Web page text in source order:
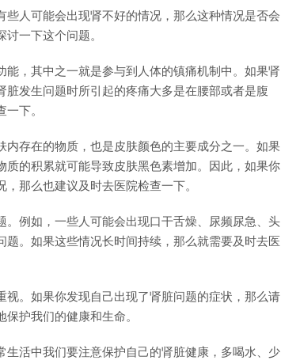
人可能会出现肾不好的情况，那么这种情况是否会
一下这个问题。
，其中之一就是参与到人体的镇痛机制中。如果肾
发生问题时所引起的疼痛大多是在腰部或者是腹
下。
存在的物质，也是皮肤颜色的主要成分之一。如果
的积累就可能导致皮肤黑色素增加。因此，如果你
那么也建议及时去医院检查一下。
例如，一些人可能会出现口干舌燥、尿频尿急、头
。如果这些情况长时间持续，那么就需要及时去医
。如果你发现自己出现了肾脏问题的症状，那么请
护我们的健康和生命。
活中我们要注意保护自己的肾脏健康，多喝水、少